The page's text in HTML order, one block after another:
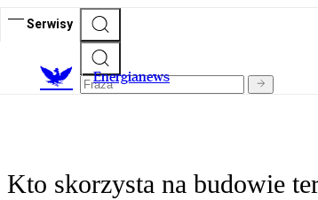
Serwisy
Energianews
Kto skorzysta na budowie